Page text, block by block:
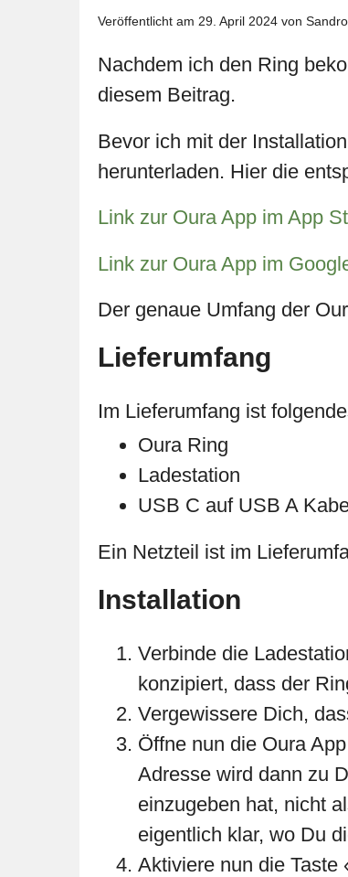
Veröffentlicht am 29. April 2024 von
Nachdem ich den Ring
diesem Beitrag.
Bevor ich mit der
herunterladen. Hier die
Link zur Oura App im App
Link zur Oura App im
Der genaue Umfang der
Lieferumfang
Im Lieferumfang ist
Oura Ring
Ladestation
USB C auf USB A
Ein Netzteil ist im
Installation
Verbinde die
konzipiert, dass der
Vergewissere Dich,
Öffne nun die Oura
Adresse wird dann zu
einzugeben hat, nicht
eigentlich klar, wo Du
Aktiviere nun die